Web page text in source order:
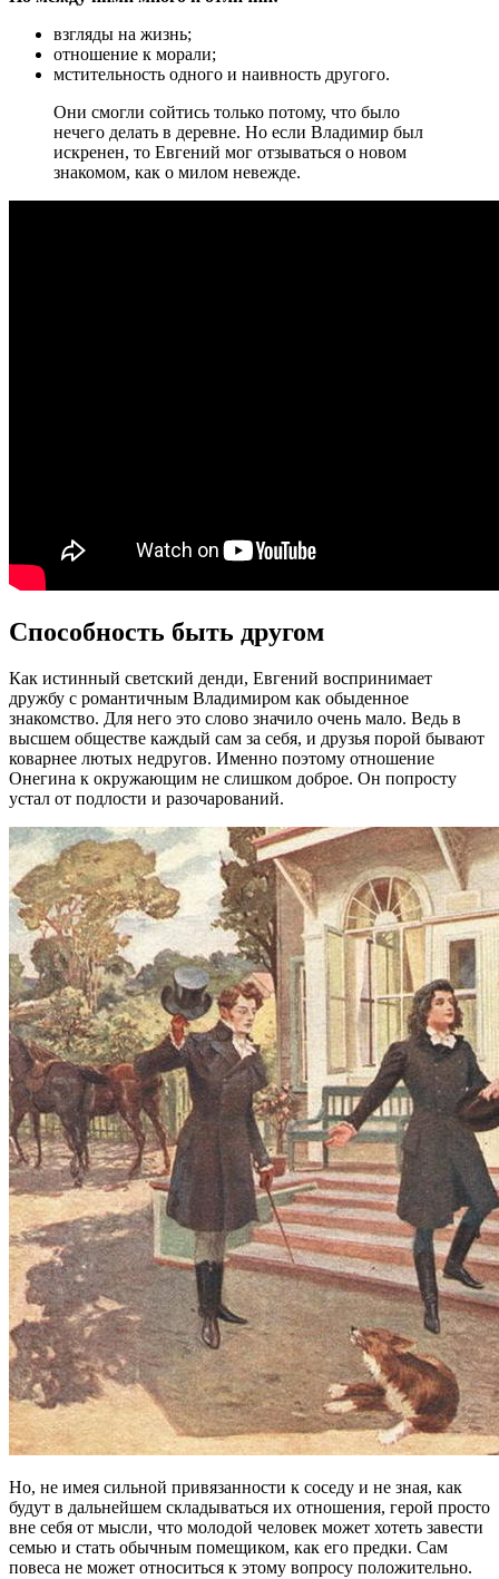
взгляды на жизнь;
отношение к морали;
мстительность одного и наивность другого.
Они смогли сойтись только потому, что было
нечего делать в деревне. Но если Владимир был
искренен, то Евгений мог отзываться о новом
знакомом, как о милом невежде.
Способность быть другом
Как истинный светский денди, Евгений воспринимает
дружбу с романтичным Владимиром как обыденное
знакомство. Для него это слово значило очень мало. Ведь в
высшем обществе каждый сам за себя, и друзья порой бывают
коварнее лютых недругов. Именно поэтому отношение
Онегина к окружающим не слишком доброе. Он попросту
устал от подлости и разочарований.
Но, не имея сильной привязанности к соседу и не зная, как
будут в дальнейшем складываться их отношения, герой просто
вне себя от мысли, что молодой человек может хотеть завести
семью и стать обычным помещиком, как его предки. Сам
повеса не может относиться к этому вопросу положительно.